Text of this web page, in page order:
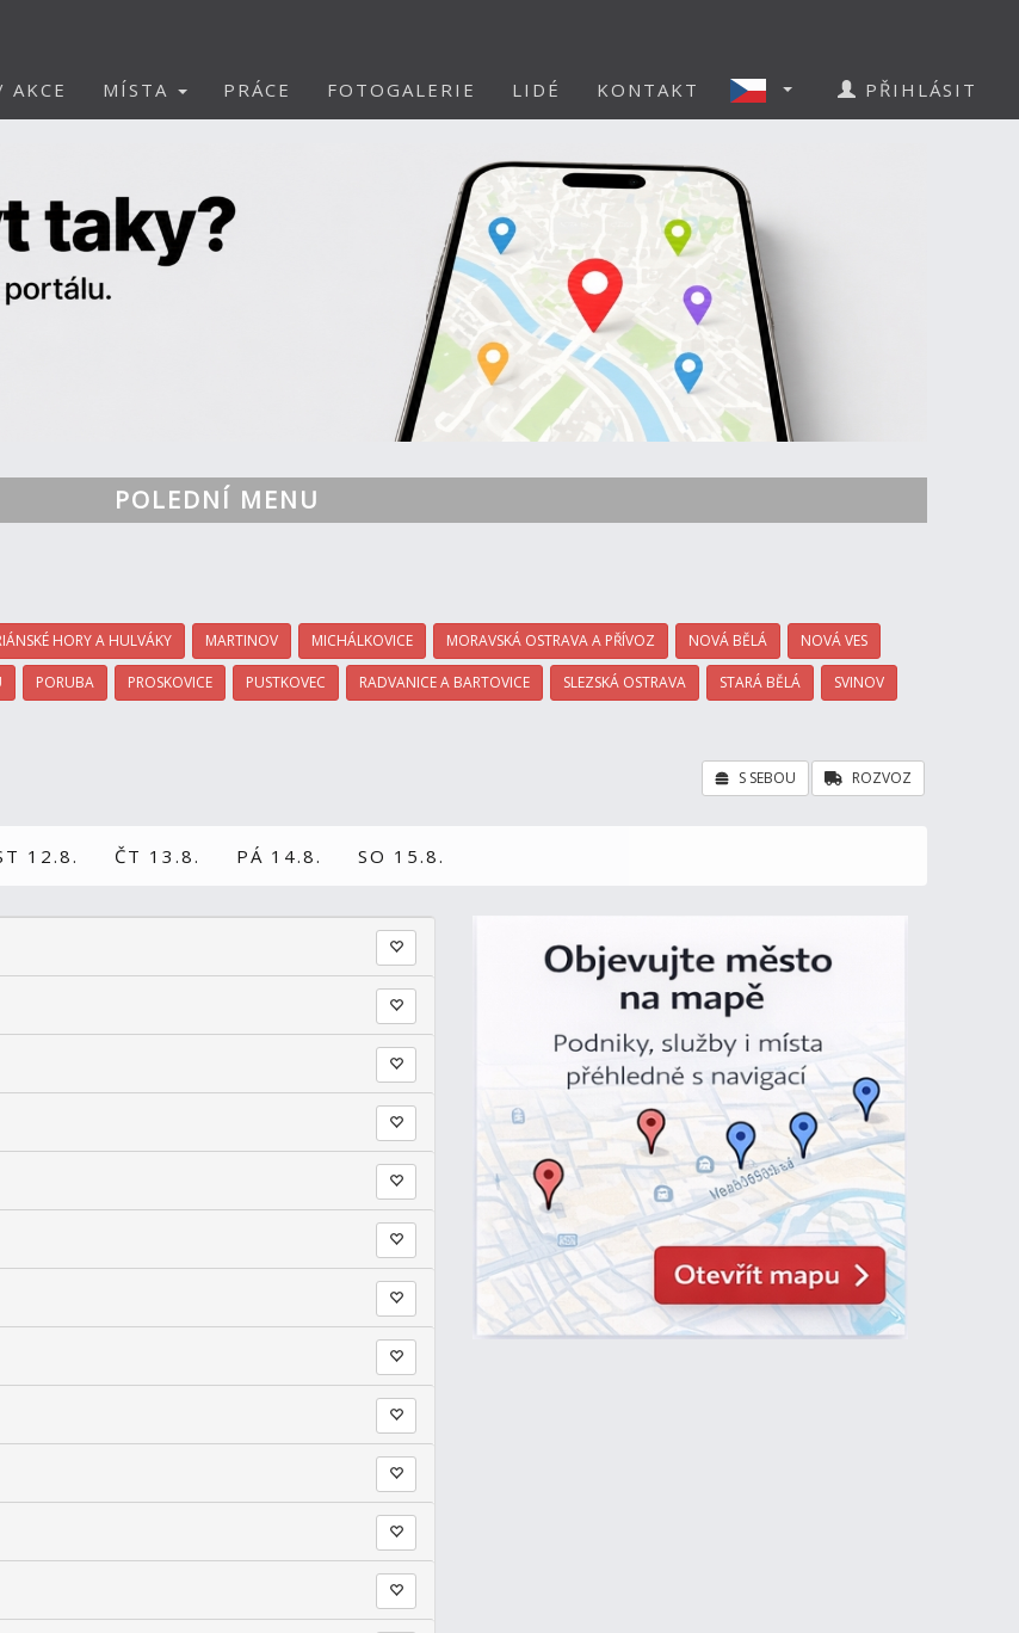
AKCE MÍSTA PRÁCE FOTOGALERIE LIDÉ KONTAKT PŘIHLÁSIT
POLEDNÍ MENU
HORY A HULVÁKY MARTINOV MICHÁLKOVICE MORAVSKÁ OSTRAVA A PŘÍVOZ NOVÁ BĚLÁ NOVÁ VES
PORUBA PROSKOVICE PUSTKOVEC RADVANICE A BARTOVICE SLEZSKÁ OSTRAVA STARÁ BĚLÁ SVINOV
ROZVOZ
S SEBOU
12.8. ČT 13.8. PÁ 14.8. SO 15.8.